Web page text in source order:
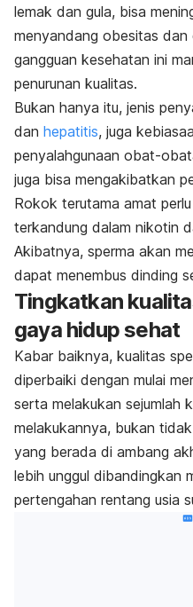
lemak dan gula, bisa
menyandang obesitas dan
gangguan kesehatan ini
penurunan kualitas.
Bukan hanya itu, jenis
dan hepatitis, juga
penyalahgunaan obat-
juga bisa mengakibatkan
Rokok terutama amat
terkandung dalam nikotin
Akibatnya, sperma akan
dapat menembus dinding
Tingkatkan
gaya hidup sehat
Kabar baiknya, kualitas
diperbaiki dengan mulai
serta melakukan sejumlah
melakukannya, bukan
yang berada di ambang
lebih unggul dibandingkan
pertengahan rentang usia